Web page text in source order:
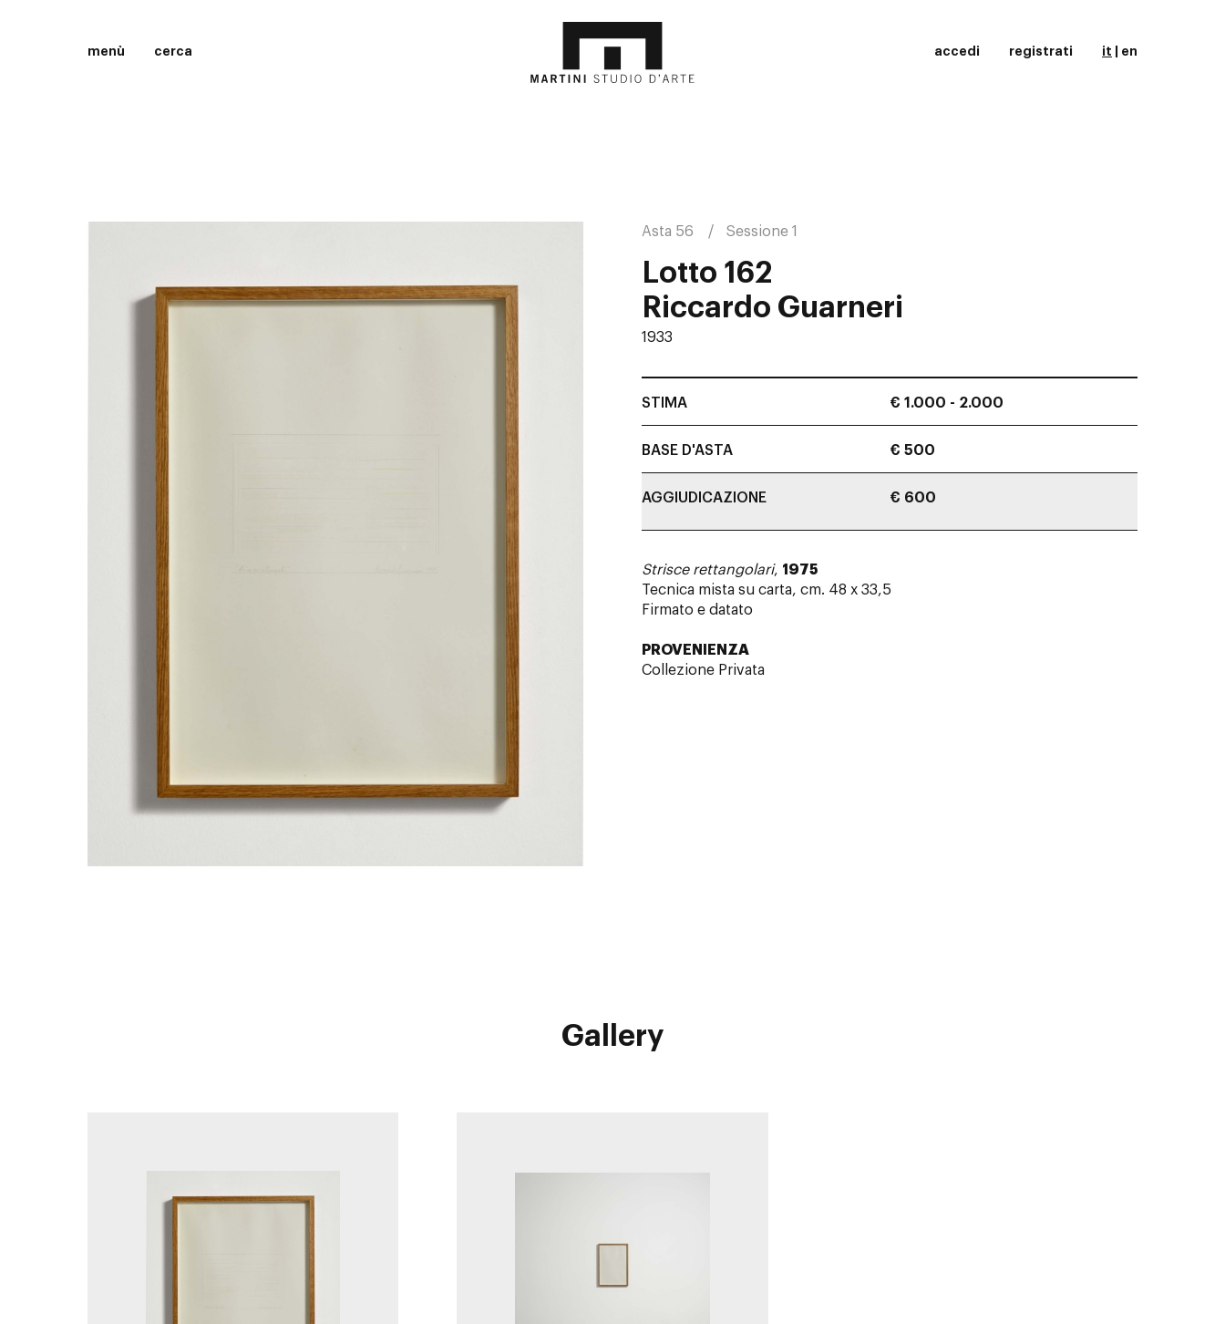
menù cerca accedi registrati it en
Asta 56 Sessione 1
Lotto 162
Riccardo Guarneri
1933
STIMA € 1.000 - 2.000
BASE D'ASTA € 500
AGGIUDICAZIONE € 600
Strisce rettangolari, 1975
Tecnica mista su carta, cm. 48 x 33,5
Firmato e datato
PROVENIENZA
Collezione Privata
Gallery